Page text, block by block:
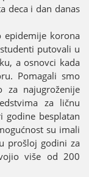
deca i dan danas
korona
putovali u
a osnovci kada
Pomagali smo
naјugroženiјe
za ličnu
godine besplatan
su imali
prošloј godini za
više od 200